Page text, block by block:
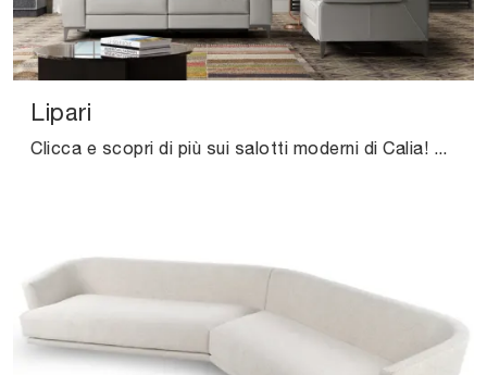
Lipari
Clicca e scopri di più sui salotti moderni di Calia! Vari modelli di divani, come Lipari, ti aspettano.